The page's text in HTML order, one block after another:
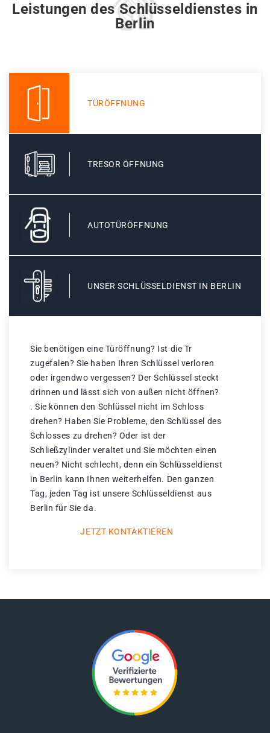
Leistungen des Schlüsseldienstes in
Berlin
TÜRÖFFNUNG
TRESOR ÖFFNUNG
AUTOTÜRÖFFNUNG
UNSER SCHLÜSSELDIENST IN BERLIN
Sie benötigen eine Türöffnung? Ist die Tr
zugefalen? Sie haben Ihren Schlüssel verloren
oder irgendwo vergessen? Der Schlüssel steckt
drinnen und lässt sich von außen nicht öffnen?
. Sie können den Schlüssel nicht im Schloss
drehen? Haben Sie Probleme, den Schlüssel des
Schlosses zu drehen? Oder ist der
Schließzylinder veraltet und Sie möchten einen
neuen? Nicht schlecht, denn ein Schlüsseldienst
in Berlin kann Ihnen weiterhelfen. Den ganzen
Tag, jeden Tag ist unsere Schlüsseldienst aus
Berlin für Sie da.
JETZT KONTAKTIEREN